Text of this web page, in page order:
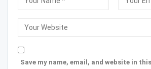
Save my name, email, and website in